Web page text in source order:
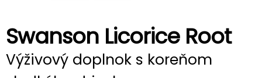
Swanson Licorice Root
Výživový doplnok s koreňom